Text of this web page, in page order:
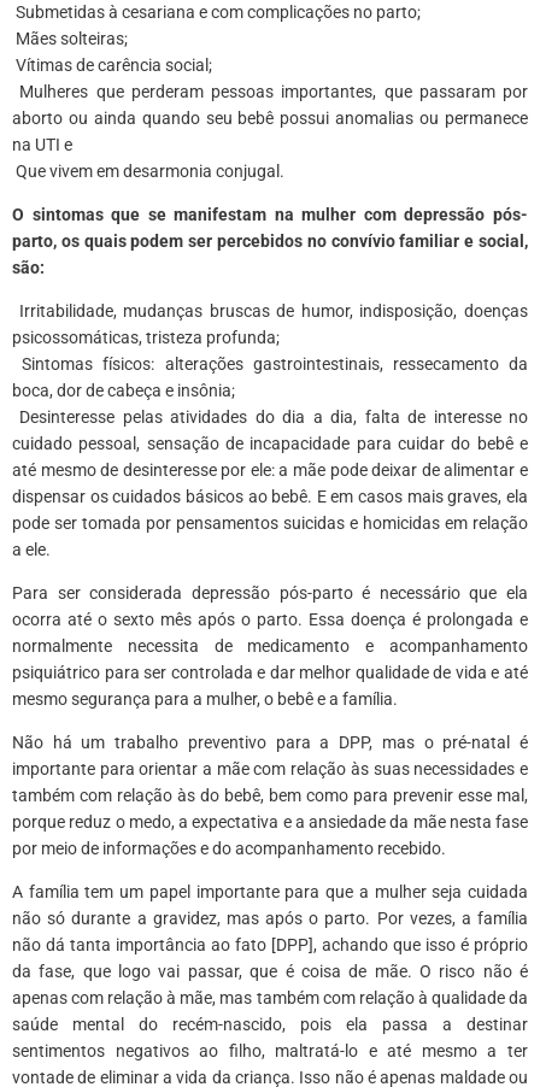
 Submetidas à cesariana e com complicações no parto;
 Mães solteiras;
 Vítimas de carência social;
 Mulheres que perderam pessoas importantes, que passaram por
aborto ou ainda quando seu bebê possui anomalias ou permanece
na UTI e
 Que vivem em desarmonia conjugal.
O sintomas que se manifestam na mulher com depressão pós-
parto, os quais podem ser percebidos no convívio familiar e social,
são:
 Irritabilidade, mudanças bruscas de humor, indisposição, doenças
psicossomáticas, tristeza profunda;
 Sintomas físicos: alterações gastrointestinais, ressecamento da
boca, dor de cabeça e insônia;
 Desinteresse pelas atividades do dia a dia, falta de interesse no
cuidado pessoal, sensação de incapacidade para cuidar do bebê e
até mesmo de desinteresse por ele: a mãe pode deixar de alimentar e
dispensar os cuidados básicos ao bebê. E em casos mais graves, ela
pode ser tomada por pensamentos suicidas e homicidas em relação
a ele.
Para ser considerada depressão pós-parto é necessário que ela
ocorra até o sexto mês após o parto. Essa doença é prolongada e
normalmente necessita de medicamento e acompanhamento
psiquiátrico para ser controlada e dar melhor qualidade de vida e até
mesmo segurança para a mulher, o bebê e a família.
Não há um trabalho preventivo para a DPP, mas o pré-natal é
importante para orientar a mãe com relação às suas necessidades e
também com relação às do bebê, bem como para prevenir esse mal,
porque reduz o medo, a expectativa e a ansiedade da mãe nesta fase
por meio de informações e do acompanhamento recebido.
A família tem um papel importante para que a mulher seja cuidada
não só durante a gravidez, mas após o parto. Por vezes, a família
não dá tanta importância ao fato [DPP], achando que isso é próprio
da fase, que logo vai passar, que é coisa de mãe. O risco não é
apenas com relação à mãe, mas também com relação à qualidade da
saúde mental do recém-nascido, pois ela passa a destinar
sentimentos negativos ao filho, maltratá-lo e até mesmo a ter
vontade de eliminar a vida da criança. Isso não é apenas maldade ou